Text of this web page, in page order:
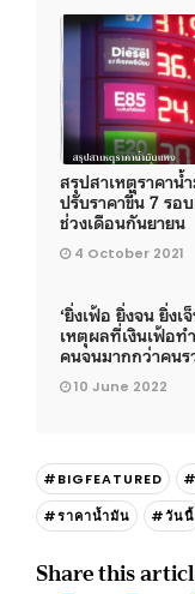
สรุปสาเหตุราคาน้
ปรับราคาขึ้น 7 รอ
ช่วงเดือนกันยายน
4 October 2021
‘ยิ่งเฟ้อ ยิ่งจน ยิ่งเจ็
เหตุผลที่เงินเฟ้อท
คนจนมากกว่าคนร
10 June 2022
#BIGFEATURED
#ราคาน้ำมัน
#วันนี้
Share this